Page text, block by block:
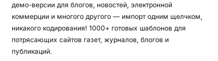
демо-версии для блогов, новостей, электронной
коммерции и многого другого — импорт одним щелчком,
никакого кодирования! 1000+ готовых шаблонов для
потрясающих сайтов газет, журналов, блогов и
публикаций.